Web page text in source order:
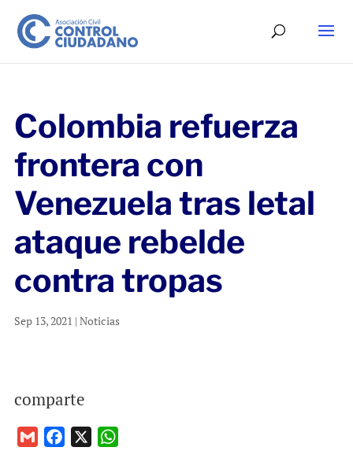
Colombia refuerza
frontera con
Venezuela tras letal
ataque rebelde
contra tropas
Sep 13, 2021 | Noticias
comparte